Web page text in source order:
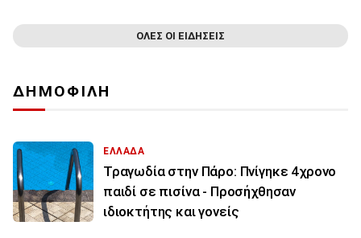
ΟΛΕΣ ΟΙ ΕΙΔΗΣΕΙΣ
ΔΗΜΟΦΙΛΗ
ΕΛΛΑΔΑ
Τραγωδία στην Πάρο: Πνίγηκε 4χρονο
παιδί σε πισίνα - Προσήχθησαν
ιδιοκτήτης και γονείς